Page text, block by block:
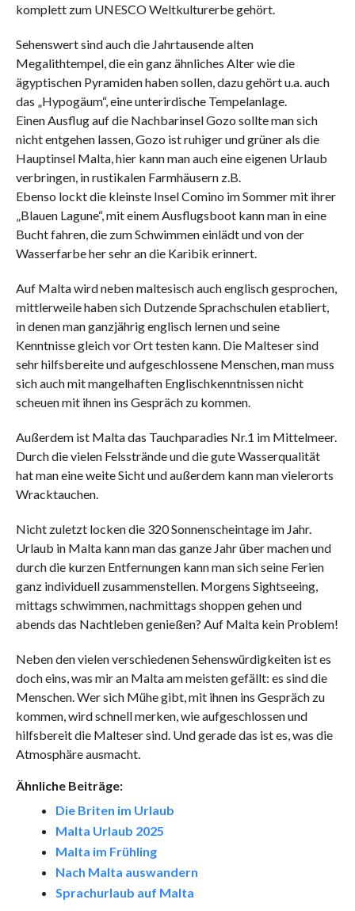
komplett zum UNESCO Weltkulturerbe gehört.
Sehenswert sind auch die Jahrtausende alten
Megalithtempel, die ein ganz ähnliches Alter wie die
ägyptischen Pyramiden haben sollen, dazu gehört u.a. auch
das „Hypogäum“, eine unterirdische Tempelanlage.
Einen Ausflug auf die Nachbarinsel Gozo sollte man sich
nicht entgehen lassen, Gozo ist ruhiger und grüner als die
Hauptinsel Malta, hier kann man auch eine eigenen Urlaub
verbringen, in rustikalen Farmhäusern z.B.
Ebenso lockt die kleinste Insel Comino im Sommer mit ihrer
„Blauen Lagune“, mit einem Ausflugsboot kann man in eine
Bucht fahren, die zum Schwimmen einlädt und von der
Wasserfarbe her sehr an die Karibik erinnert.
Auf Malta wird neben maltesisch auch englisch gesprochen,
mittlerweile haben sich Dutzende Sprachschulen etabliert,
in denen man ganzjährig englisch lernen und seine
Kenntnisse gleich vor Ort testen kann. Die Malteser sind
sehr hilfsbereite und aufgeschlossene Menschen, man muss
sich auch mit mangelhaften Englischkenntnissen nicht
scheuen mit ihnen ins Gespräch zu kommen.
Außerdem ist Malta das Tauchparadies Nr.1 im Mittelmeer.
Durch die vielen Felsstrände und die gute Wasserqualität
hat man eine weite Sicht und außerdem kann man vielerorts
Wracktauchen.
Nicht zuletzt locken die 320 Sonnenscheintage im Jahr.
Urlaub in Malta kann man das ganze Jahr über machen und
durch die kurzen Entfernungen kann man sich seine Ferien
ganz individuell zusammenstellen. Morgens Sightseeing,
mittags schwimmen, nachmittags shoppen gehen und
abends das Nachtleben genießen? Auf Malta kein Problem!
Neben den vielen verschiedenen Sehenswürdigkeiten ist es
doch eins, was mir an Malta am meisten gefällt: es sind die
Menschen. Wer sich Mühe gibt, mit ihnen ins Gespräch zu
kommen, wird schnell merken, wie aufgeschlossen und
hilfsbereit die Malteser sind. Und gerade das ist es, was die
Atmosphäre ausmacht.
Ähnliche Beiträge:
Die Briten im Urlaub
Malta Urlaub 2025
Malta im Frühling
Nach Malta auswandern
Sprachurlaub auf Malta